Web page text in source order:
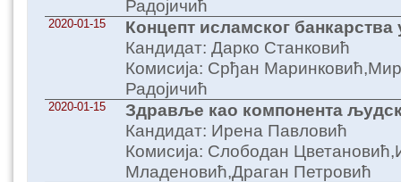
Радојичић
2020-01-15
Концепт исламског банкарства
Кандидат: Дарко Станковић
Комисија: Срђан
Радојичић
2020-01-15
Здравље као компонента
Кандидат: Ирена Павловић
Комисија: Слободан
Младеновић,Драган Петровић